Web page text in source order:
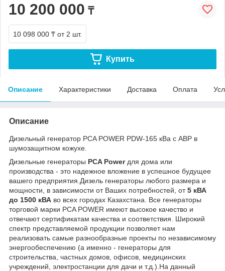
10 200 000 ₸
10 098 000 ₸ от 2 шт.
Купить
Описание Характеристики Доставка Оплата
Описание
Дизельный генератор PCA POWER PDW-165 кВа с АВР в
шумозащитном кожухе.
Дизельные генераторы PCA Powerдля дома или
производства - это надежное вложение в успешное будущее
вашего предприятия.Дизель генераторы любого размера и
мощности, в зависимости от Ваших потребностей, от5 кВА
до 1500 кВА во всех городах Казахстана. Все генераторы
торговой марки PCA POWER имеют высокое качество и
отвечают сертификатам качества и соответствия. Широкий
спектр представляемой продукции позволяет нам
реализовать самые разнообразные проекты по независимому
энергообеспечению (а именно - генераторы для
строительства, частных домов, офисов, медицинских
учреждений, электростанции для дачи и т.д.).На данный